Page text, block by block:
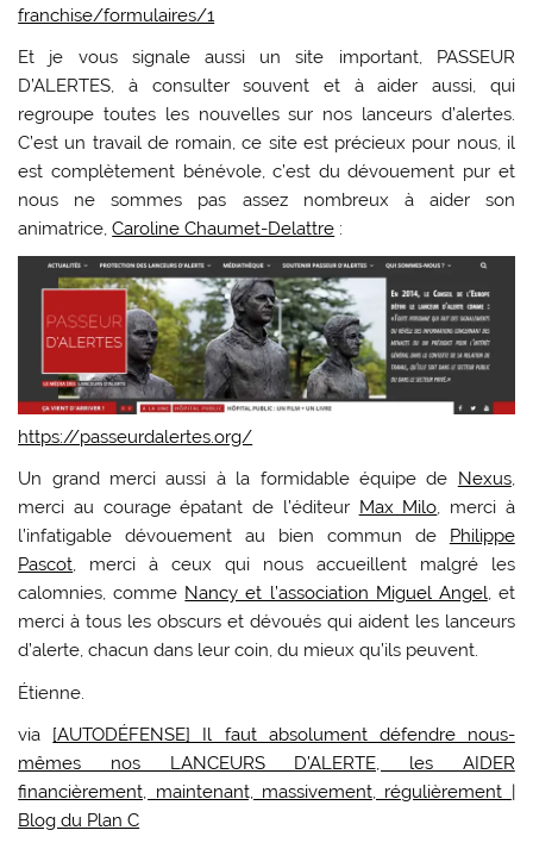
franchise/formulaires/1
Et je vous signale aussi un site important, PASSEUR
D’ALERTES, à consulter souvent et à aider aussi, qui
regroupe toutes les nouvelles sur nos lanceurs d’alertes.
C’est un travail de romain, ce site est précieux pour nous, il
est complètement bénévole, c’est du dévouement pur et
nous ne sommes pas assez nombreux à aider son
animatrice,Caroline Chaumet-Delattre :
https://passeurdalertes.org/
Un grand merci aussi à la formidable équipe de
Nexus,
merci au courage épatant de l’éditeur Max Milo, merci à
l’infatigable dévouement au bien commun de
Philippe
Pascot, merci à ceux qui nous accueillent malgré les
calomnies, comme Nancy et l’association Miguel Angel, et
merci à tous les obscurs et dévoués qui aident les lanceurs
d’alerte, chacun dans leur coin, du mieux qu’ils peuvent.
Étienne.
via [AUTODÉFENSE] Il faut absolument défendre nous-
mêmes nos LANCEURS D’ALERTE, les AIDER
financièrement, maintenant, massivement, régulièrement |
Blog du Plan C